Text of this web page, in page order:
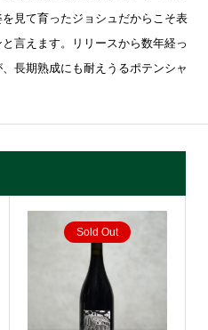
見て育ったジョシュだからこそ表
言えます。リリースから数年経っ
長期熟成にも耐えうるポテンシャ
Sold Out